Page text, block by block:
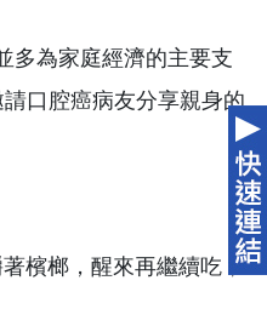
多為家庭經濟的主要支
口腔癌病友分享親身的
檳榔，醒來再繼續吃，